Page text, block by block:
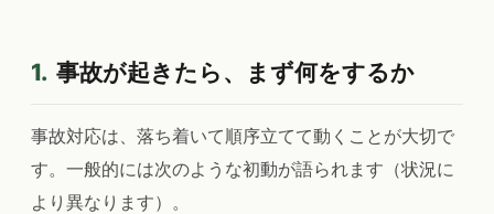
1. 事故が起きたら、まず何をするか
事故対応は、落ち着いて順序立てて動くことが大切で
す。一般的には次のような初動が語られます（状況に
より異なります）。